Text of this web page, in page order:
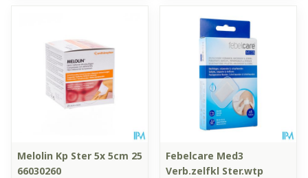
Melolin Kp Ster 5x 5cm 25
66030260
Febelcare Med3
Verb.zelfkl Ster.wtp